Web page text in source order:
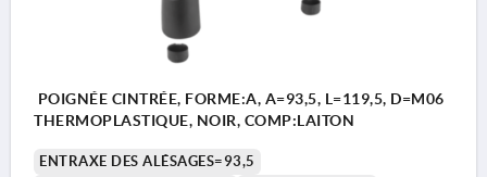
POIGNÉE CINTRÉE, FORME:A, A=93,5, L=119,5, D=M06
THERMOPLASTIQUE, NOIR, COMP:LAITON
ENTRAXE DES ALÉSAGES=93,5